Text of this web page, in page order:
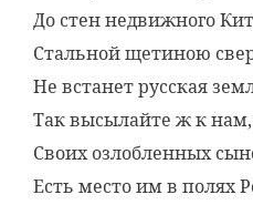
До стен недвижного
Стальной щетиною
Не встанет русская
Так высылайте ж к
Своих озлобленных
Есть место им в полях